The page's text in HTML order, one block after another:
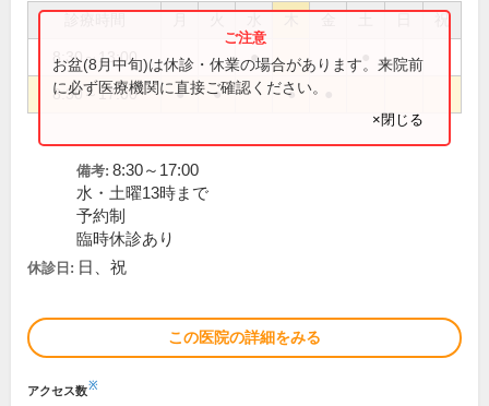
祝
8:30～13:00 ●
8:30～17:00 ● ● ●
お盆(8月中旬)は休診・休業の場合があります。来院前
に必ず医療機関に直接ご確認ください。
×閉じる
備考: 8:30～17:00
水・土曜13時まで
予約制
臨時休診あり
休診日: 日、祝
この医院の詳細をみる
アクセス数※